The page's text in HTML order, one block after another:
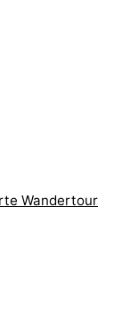
Wandertour